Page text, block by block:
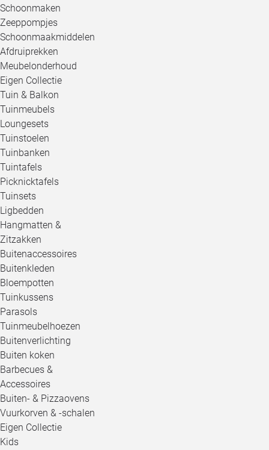
Schoonmaken
Zeeppompjes
Schoonmaakmiddelen
Afdruiprekken
Meubelonderhoud
Eigen Collectie
Tuin & Balkon
Tuinmeubels
Loungesets
Tuinstoelen
Tuinbanken
Tuintafels
Picknicktafels
Tuinsets
Ligbedden
Hangmatten &
Zitzakken
Buitenaccessoires
Buitenkleden
Bloempotten
Tuinkussens
Parasols
Tuinmeubelhoezen
Buitenverlichting
Buiten koken
Barbecues &
Accessoires
Buiten- & Pizzaovens
Vuurkorven & -schalen
Eigen Collectie
Kids